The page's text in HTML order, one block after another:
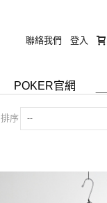
登入
聯絡我們
POKER官網
排序 --